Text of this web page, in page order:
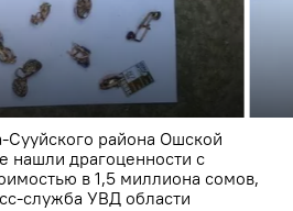
Сууйского района Ошской
нашли драгоценности с
в 1,5 миллиона сомов,
служба УВД области